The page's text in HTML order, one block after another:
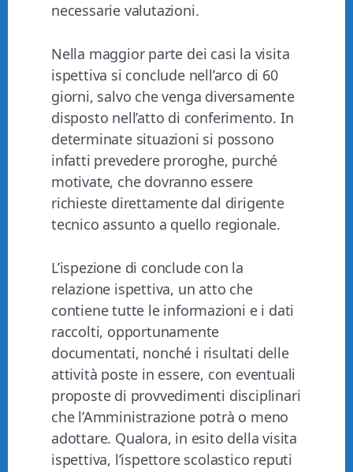
necessarie valutazioni.
Nella maggior parte dei casi la visita
ispettiva si conclude nell’arco di 60
giorni, salvo che venga diversamente
disposto nell’atto di conferimento. In
determinate situazioni si possono
infatti prevedere proroghe, purché
motivate, che dovranno essere
richieste direttamente dal dirigente
tecnico assunto a quello regionale.
L’ispezione di conclude con la
relazione ispettiva, un atto che
contiene tutte le informazioni e i dati
raccolti, opportunamente
documentati, nonché i risultati delle
attività poste in essere, con eventuali
proposte di provvedimenti disciplinari
che l’Amministrazione potrà o meno
adottare. Qualora, in esito della visita
ispettiva, l’ispettore scolastico reputi